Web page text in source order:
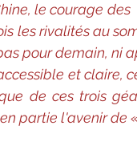
le courage
les rivalités au
pour demain, ni
et claire,
de ces trois
partie l'avenir de